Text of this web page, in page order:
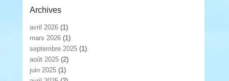
Archives
avril 2026 (1)
mars 2026 (1)
septembre 2025 (1)
août 2025 (2)
juin 2025 (1)